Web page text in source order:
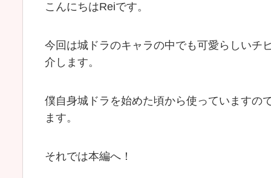
こんにちはReiです。
今回は城ドラのキャラの中でも可愛らしいチ
介します。
僕自身城ドラを始めた頃から使っていますの
ます。
それでは本編へ！